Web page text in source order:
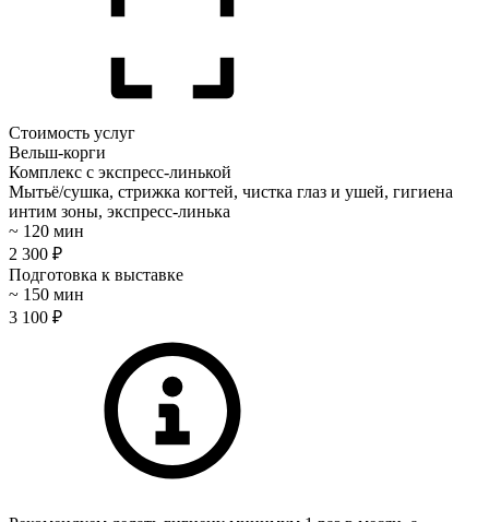
Стоимость услуг
Вельш-корги
Комплекс с экспресс-линькой
Мытьё/сушка, стрижка когтей, чистка глаз и ушей, гигиена
интим зоны, экспресс-линька
~ 120 мин
2 300 ₽
Подготовка к выставке
~ 150 мин
3 100 ₽